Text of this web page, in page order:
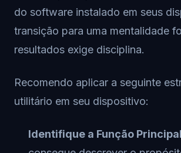
do software instalado em seus
transição para uma mentalidade
resultados exige disciplina.
Recomendo aplicar a seguinte
utilitário em seu dispositivo:
Identifique a Função